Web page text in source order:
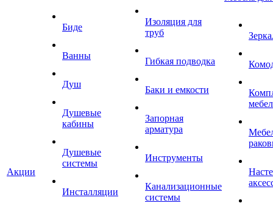
Акции
Биде
Ванны
Душ
Душевые
кабины
Душевые
системы
Инсталляции
Изоляция для
труб
Гибкая подводка
Баки и емкости
Запорная
арматура
Инструменты
Канализационные
системы